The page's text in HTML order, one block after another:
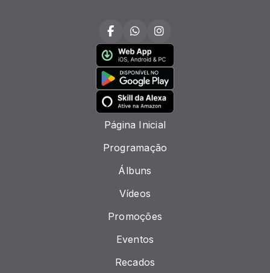
Página Inicial
Programação
Álbuns
Vídeos
Promoções
Eventos
Recados